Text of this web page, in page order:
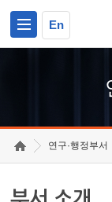
En
연구·행정부서